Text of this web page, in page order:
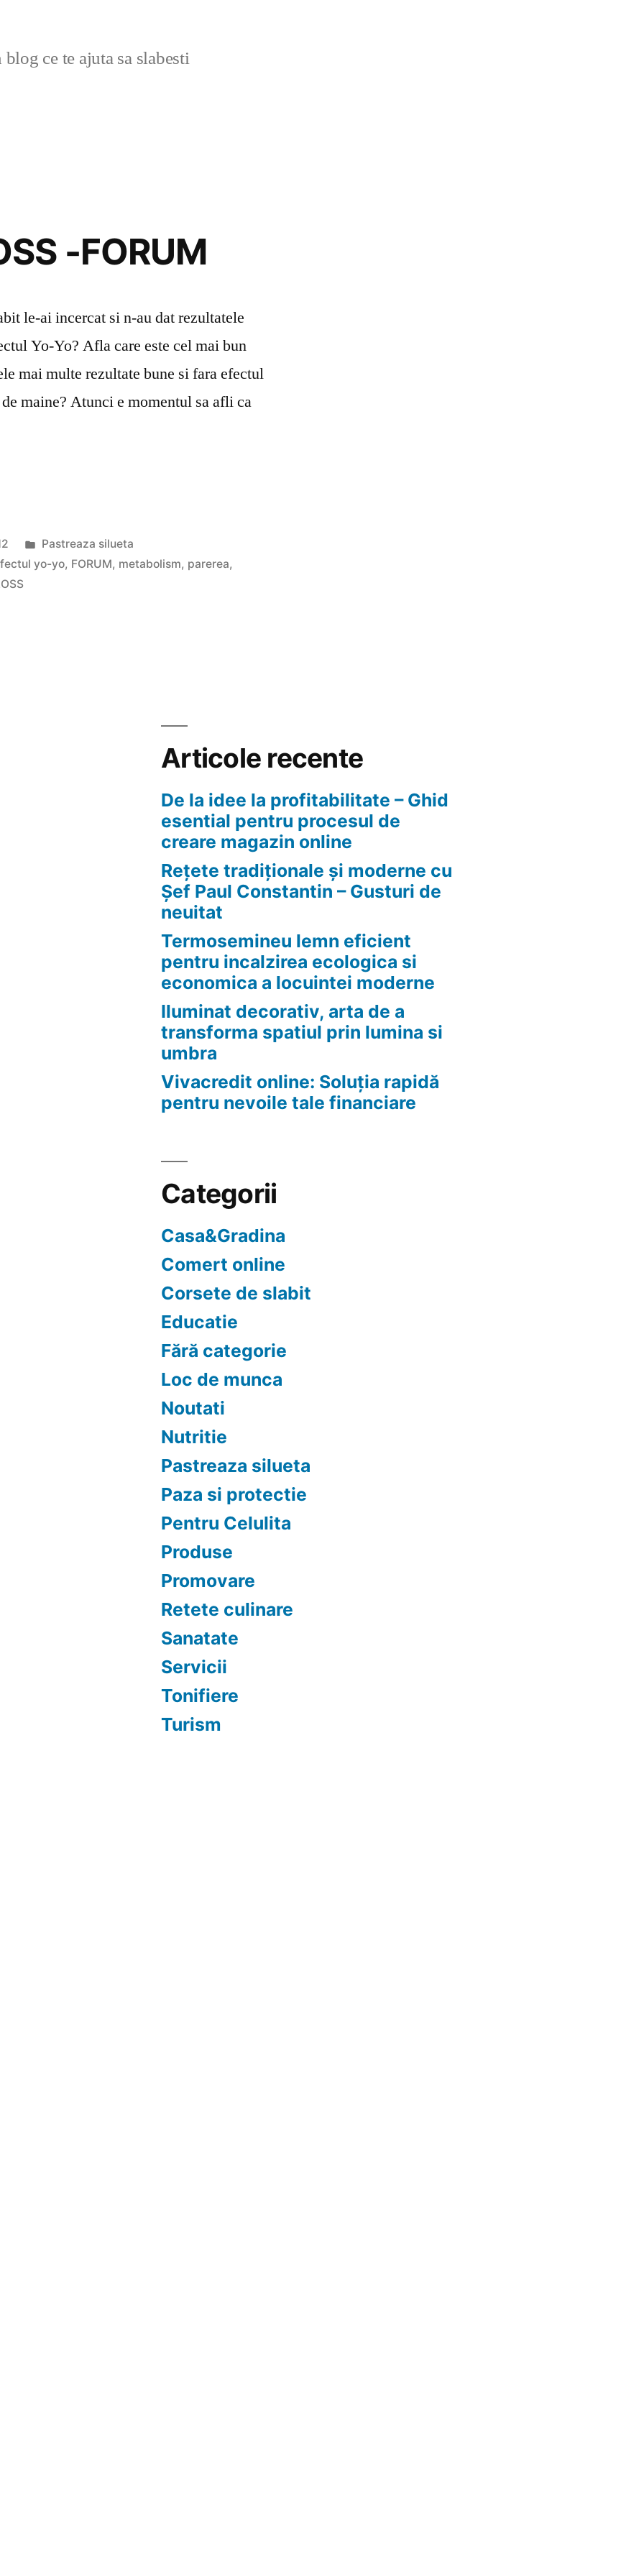
ce te ajuta sa slabesti
-FORUM
le-ai incercat si n-au dat rezultatele
Yo-Yo? Afla care este cel mai bun
mai multe rezultate bune si fara efectul
maine? Atunci e momentul sa afli ca
Publicat
în
Pastreaza silueta
yo-yo, FORUM, metabolism, parerea,
Articole recente
De la idee la profitabilitate – Ghid
esential pentru procesul de
creare magazin online
Rețete tradiționale și moderne cu
Șef Paul Constantin – Gusturi de
neuitat
Termosemineu lemn eficient
pentru incalzirea ecologica si
economica a locuintei moderne
Iluminat decorativ, arta de a
transforma spatiul prin lumina si
umbra
Vivacredit online: Soluția rapidă
pentru nevoile tale financiare
Categorii
Casa&Gradina
Comert online
Corsete de slabit
Educatie
Fără categorie
Loc de munca
Noutati
Nutritie
Pastreaza silueta
Paza si protectie
Pentru Celulita
Produse
Promovare
Retete culinare
Sanatate
Servicii
Tonifiere
Turism